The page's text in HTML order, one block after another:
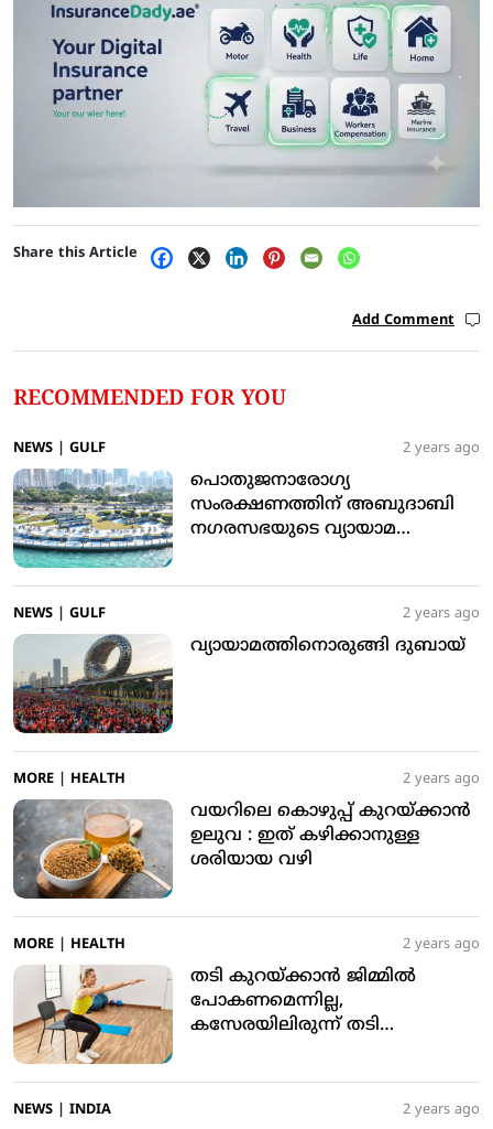
Share this Article
Add Comment
RECOMMENDED FOR YOU
NEWS GULF 2 years ago
പൊതുജനാരോഗ്യ
സംരക്ഷണത്തിന് അബുദാബി
നഗരസഭയുടെ വ്യായാമ
NEWS GULF 2 years ago
വ്യായാമത്തിനൊരുങ്ങി ദുബായ്
MORE HEALTH 2 years ago
വയറിലെ കൊഴുപ്പ് കുറയ്ക്കാൻ
ഉലുവ : ഇത് കഴിക്കാനുള്ള
ശരിയായ വഴി
MORE HEALTH 2 years ago
തടി കുറയ്ക്കാന്‍ ജിമ്മില്‍
പോകണമെന്നില്ല,
കസേരയിലിരുന്ന് തടി
NEWS INDIA 2 years ago